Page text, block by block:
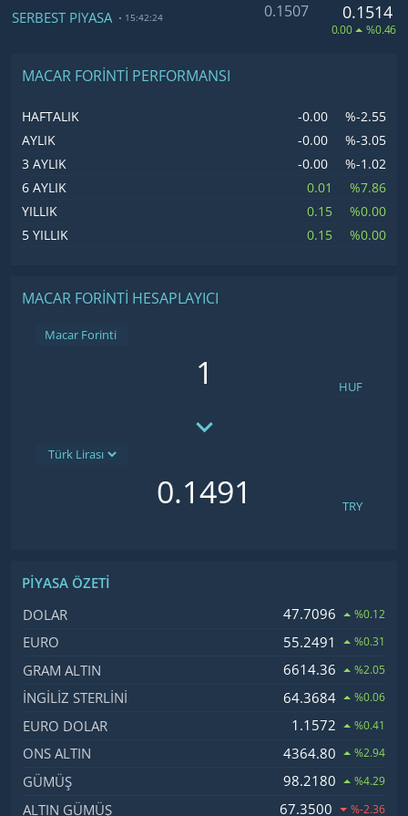
SERBEST PİYASA 15:42:24 0.1507 0.1514
0.00 %0.46
MACAR FORINTI PERFORMANSI
HAFTALIK -0.00
%-2.55
AYLIK
-0.00
%-3.05
3 AYLIK
-0.00
%-1.02
6 AYLIK
0.01
%7.86
YILLIK
0.15
%0.00
5 YILLIK
0.15 %0.00
MACAR FORINTI HESAPLAYICI
Macar Forinti
HUF
TRY
PIYASA ÖZETI
İsim, Kod
DOLAR 47.7096 %0.12
EURO 55.2491 %0.31
GRAM ALTIN 6614.36 %2.05
İNGILIZ STERLINI 64.3684 %0.06
EURO DOLAR 1.1572 %0.41
ONS ALTIN 4364.80 %2.94
GÜMÜŞ 98.2180 %4.29
ALTIN GÜMÜŞ 67.3500 %-2.36